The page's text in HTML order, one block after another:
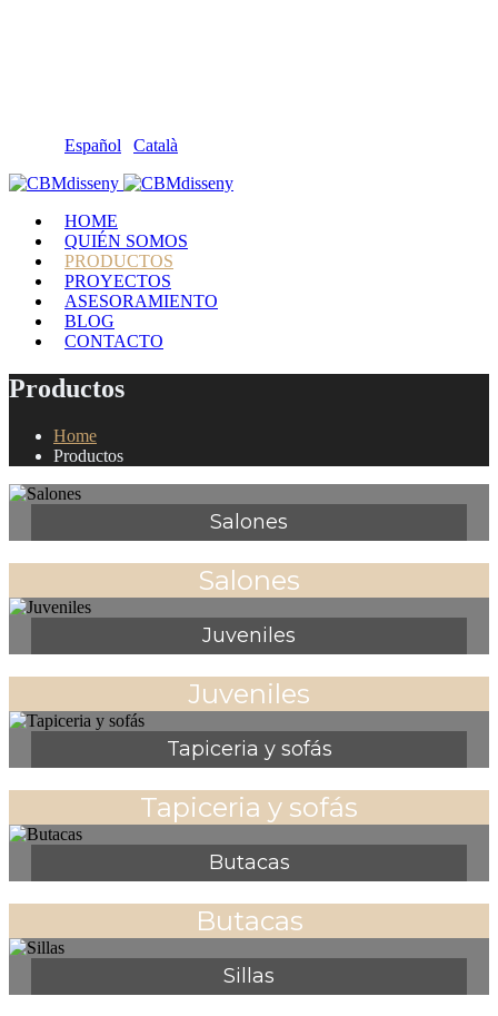
Español Català
HOME
QUIÉN SOMOS
PRODUCTOS
PROYECTOS
ASESORAMIENTO
BLOG
CONTACTO
Productos
Home
Productos
Salones
Salones
Juveniles
Juveniles
Tapiceria y sofás
Tapiceria y sofás
Butacas
Butacas
Sillas